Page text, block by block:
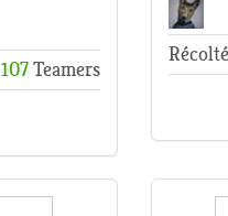
107Teamers